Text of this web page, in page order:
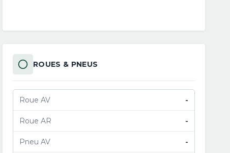
ROUES & PNEUS
Roue AV -
Roue AR -
Pneu AV -